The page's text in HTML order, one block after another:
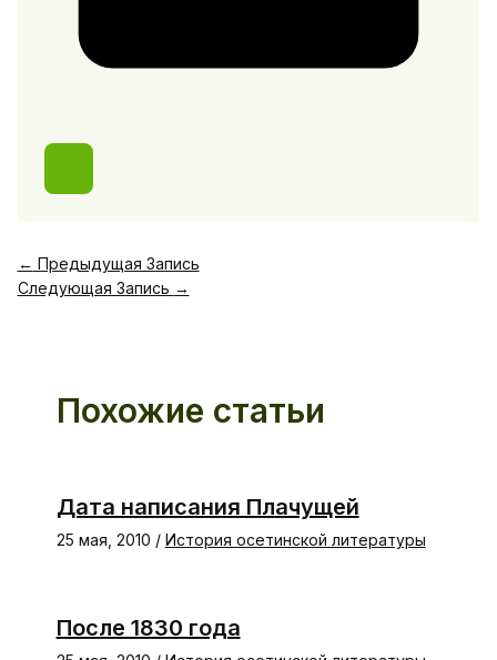
← Предыдущая Запись
Следующая Запись →
Похожие статьи
Дата написания Плачущей
25 мая, 2010 / История осетинской литературы
После 1830 года